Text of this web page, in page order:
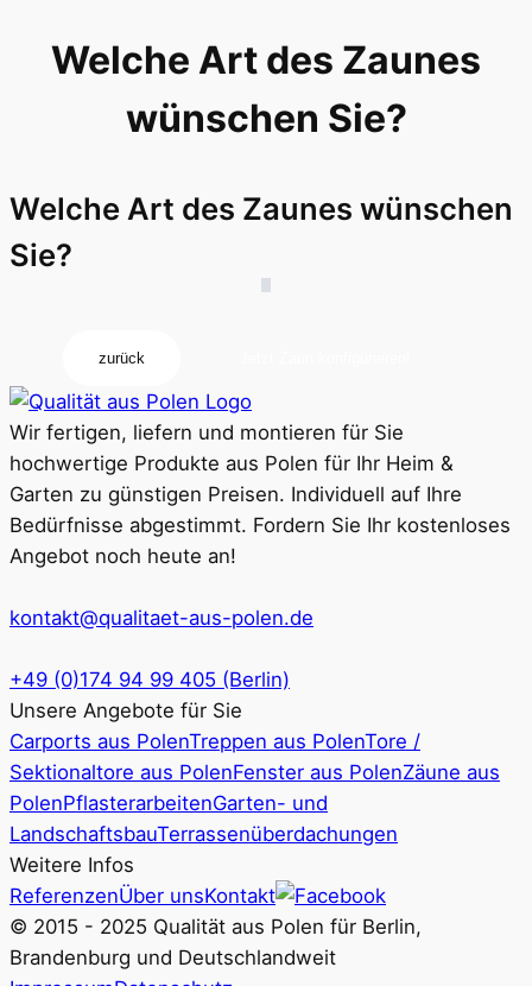
Welche Art des Zaunes
wünschen Sie?
Welche Art des Zaunes wünschen
Sie?
zurück
Wir fertigen, liefern und montieren für Sie
hochwertige Produkte aus Polen für Ihr Heim &
Garten zu günstigen Preisen. Individuell auf Ihre
Bedürfnisse abgestimmt. Fordern Sie Ihr kostenloses
Angebot noch heute an!
kontakt@qualitaet-aus-polen.de
+49 (0)174 94 99 405 (Berlin)
Unsere Angebote für Sie
Carports aus PolenTreppen aus PolenTore /
Sektionaltore aus PolenFenster aus PolenZäune aus
PolenPflasterarbeitenGarten- und
LandschaftsbauTerrassenüberdachungen
Weitere Infos
ReferenzenÜber unsKontakt
© 2015 - 2025 Qualität aus Polen für Berlin,
Brandenburg und Deutschlandweit